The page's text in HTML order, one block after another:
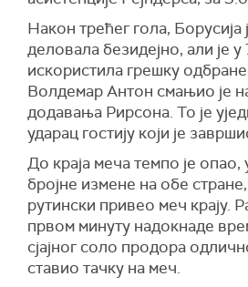
Након трећег гола, Борусија
деловала безидејно, али је
искористила грешку одбране
Волдемар Антон смањио је
додавања Рирсона. То је
ударац гостију који је
До краја меча темпо је опао,
бројне измене на обе стране,
рутински привео меч крају.
првом минуту надокнаде
сјајног соло продора
ставио тачку на меч.